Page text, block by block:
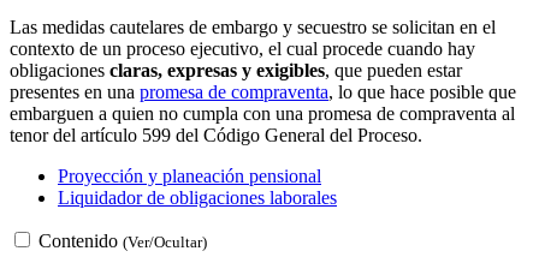
Las medidas cautelares de embargo y secuestro se solicitan en el
contexto de un proceso ejecutivo, el cual procede cuando hay
obligaciones claras, expresas y exigibles, que pueden estar
presentes en una promesa de compraventa, lo que hace posible que
embarguen a quien no cumpla con una promesa de compraventa al
tenor del artículo 599 del Código General del Proceso.
Proyección y planeación pensional
Liquidador de obligaciones laborales
Contenido (Ver/Ocultar)